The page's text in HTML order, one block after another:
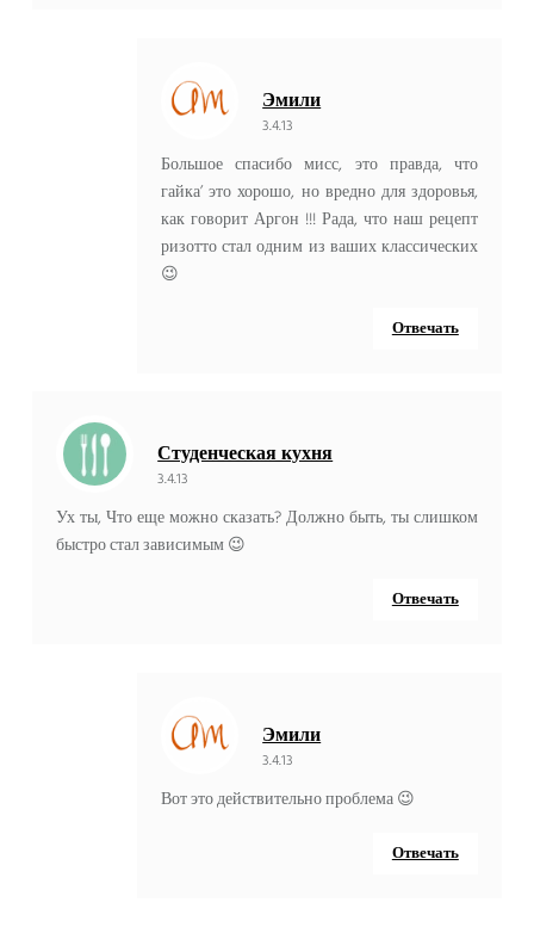
Эмили
3.4.13
Большое спасибо мисс, это правда, что
гайка’ это хорошо, но вредно для здоровья,
как говорит Аргон !!! Рада, что наш рецепт
ризотто стал одним из ваших классических
😉
Отвечать
Студенческая кухня
3.4.13
Ух ты, Что еще можно сказать? Должно быть, ты слишком
быстро стал зависимым 😉
Отвечать
Эмили
3.4.13
Вот это действительно проблема 😉
Отвечать